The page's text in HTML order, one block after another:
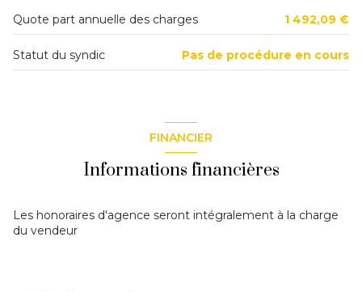
Quote part annuelle des charges 1 492,09 €
Statut du syndic Pas de procédure en cours
FINANCIER
Informations financières
Les honoraires d'agence seront intégralement à la charge
du vendeur